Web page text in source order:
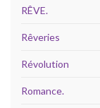
RÊVE.
Rêveries
Révolution
Romance.